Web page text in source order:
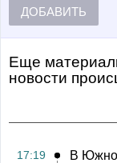
ДОБАВИТЬ
Еще
Новости
17:19
В